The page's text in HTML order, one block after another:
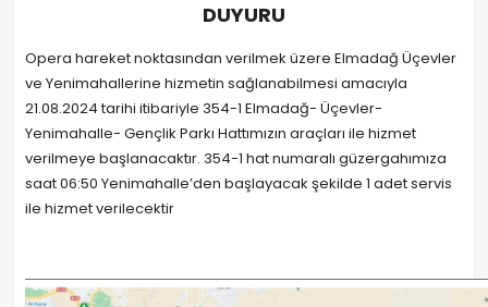
DUYURU
Opera hareket noktasından verilmek üzere Elmadağ Üçevler
ve Yenimahallerine hizmetin sağlanabilmesi amacıyla
21.08.2024 tarihi itibariyle 354-1 Elmadağ- Üçevler-
Yenimahalle- Gençlik Parkı Hattımızın araçları ile hizmet
verilmeye başlanacaktır. 354-1 hat numaralı güzergahımıza
saat 06:50 Yenimahalle’den başlayacak şekilde 1 adet servis
ile hizmet verilecektir